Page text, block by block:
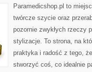
Paramedicshop.pl to
twórcze szycie oraz
pozornie zwykłych rzeczy
stylizacje. To strona, na
praktyka i radość z tego,
stworzyć coś, co idealnie